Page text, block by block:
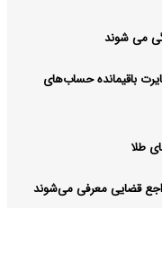
می شوند
باقیمانده حساب‌های
قضایی معرفی می‌شوند